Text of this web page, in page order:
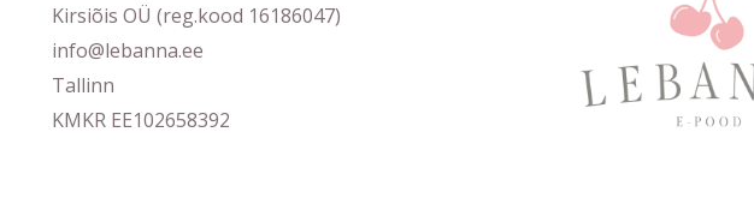
Kirsiõis OÜ (reg.kood 16186047)
info@lebanna.ee
Tallinn
KMKR EE102658392